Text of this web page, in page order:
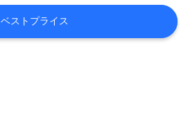
ベストプライス